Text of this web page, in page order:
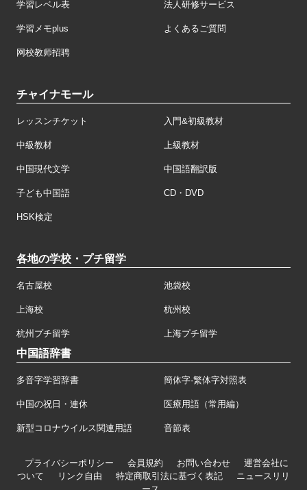
学習レベル表 法人研修サービス
学習メモplus よくあるご質問
网校教师招聘
チャイナモール
レッスンチケット 入門&初級教材
中級教材 上級教材
中国現代文学 中国語翻訳版
子ども中国語 CD・DVD
HSK検定
各地の学校・プチ留学
名古屋校 池袋校
上海校 杭州校
杭州プチ留学 上海プチ留学
中国語辞書
多音字学習辞書 簡体字·繁体字対照表
中国の祝日・連休 医療用語（常用編）
新型コロナウイルス関連用語 音節表
プライバシーポリシー 会員規約 お問い合わせ
運営会社に
ついて
リンク自由 特定商取引法に基づく表記
ニュースリリ